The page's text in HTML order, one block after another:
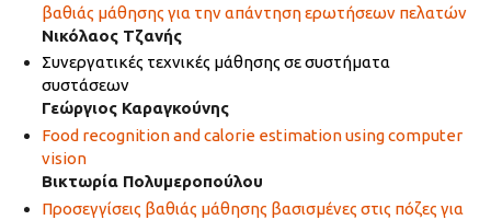
βαθιάς μάθησης για την απάντηση ερωτήσεων πελατών
Νικόλαος Τζανής
Συνεργατικές τεχνικές μάθησης σε συστήματα
συστάσεων
Γεώργιος Καραγκούνης
Food recognition and calorie estimation using computer
vision
Βικτωρία Πολυμεροπούλου
Προσεγγίσεις βαθιάς μάθησης βασισμένες στις πόζες για